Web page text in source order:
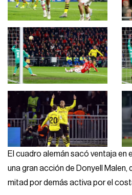
El cuadro alemán sacó ventaja en
una gran acción de Donyell Malen,
mitad por demás activa por el